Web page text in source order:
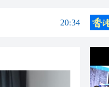
20:34